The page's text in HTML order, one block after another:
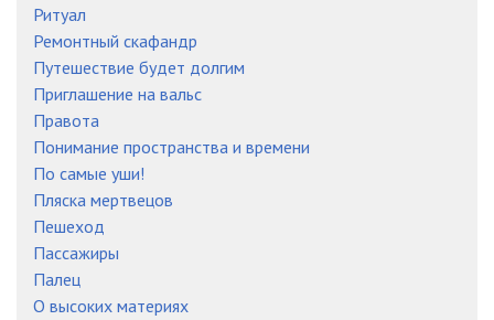
Ритуал
Ремонтный скафандр
Путешествие будет долгим
Приглашение на вальс
Правота
Понимание пространства и времени
По самые уши!
Пляска мертвецов
Пешеход
Пассажиры
Палец
О высоких материях